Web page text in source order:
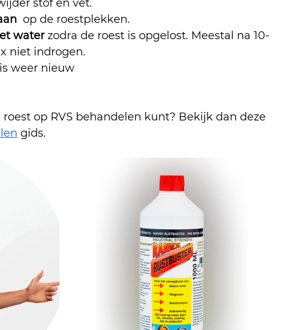
stof en vet.
op de roestplekken.
water zodra de roest is opgelost. Meestal na 10-
niet indrogen.
weer nieuw
op RVS behandelen kunt? Bekijk dan deze
gids.